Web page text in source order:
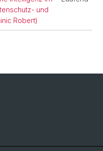
und
Robert)